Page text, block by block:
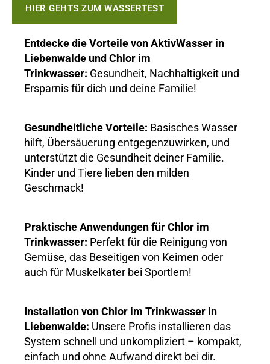
HIER GEHTS ZUM WASSERTEST
Entdecke die Vorteile von AktivWasser in
Liebenwalde und Chlor im
Trinkwasser: Gesundheit, Nachhaltigkeit und
Ersparnis für dich und deine Familie!
Gesundheitliche Vorteile: Basisches Wasser
hilft, Übersäuerung entgegenzuwirken, und
unterstützt die Gesundheit deiner Familie.
Kinder und Tiere lieben den milden
Geschmack!
Praktische Anwendungen für Chlor im
Trinkwasser: Perfekt für die Reinigung von
Gemüse, das Beseitigen von Keimen oder
auch für Muskelkater bei Sportlern!
Installation von Chlor im Trinkwasser in
Liebenwalde: Unsere Profis installieren das
System schnell und unkompliziert – kompakt,
einfach und ohne Aufwand direkt bei dir.